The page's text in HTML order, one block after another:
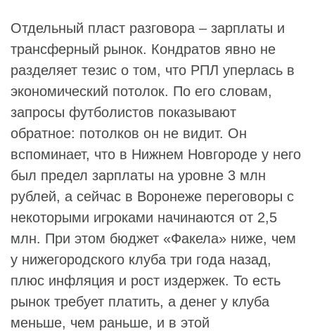
Отдельный пласт разговора – зарплаты и
трансферный рынок. Кондратов явно не
разделяет тезис о том, что РПЛ уперлась в
экономический потолок. По его словам,
запросы футболистов показывают
обратное: потолков он не видит. Он
вспоминает, что в Нижнем Новгороде у него
был предел зарплаты на уровне 3 млн
рублей, а сейчас в Воронеже переговоры с
некоторыми игроками начинаются от 2,5
млн. При этом бюджет «Факела» ниже, чем
у нижегородского клуба три года назад,
плюс инфляция и рост издержек. То есть
рынок требует платить, а денег у клуба
меньше, чем раньше, и в этой